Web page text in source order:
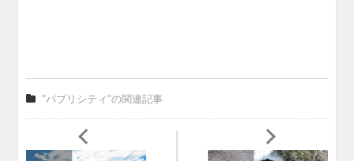
"パブリシティ"の関連記事